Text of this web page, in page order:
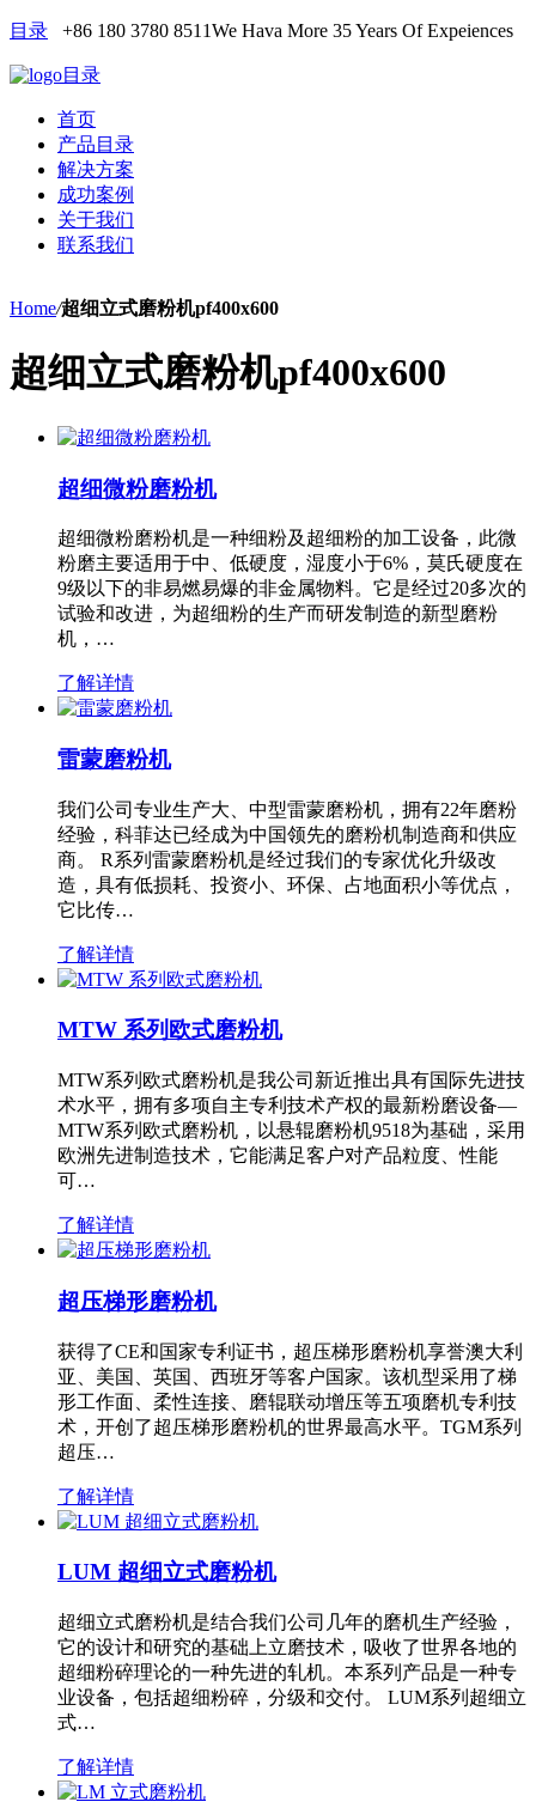
目录 +86 180 3780 8511We Hava More 35 Years Of Expeiences
目录
首页
产品目录
解决方案
成功案例
关于我们
联系我们
Home/超细立式磨粉机pf400x600
超细立式磨粉机pf400x600
超细微粉磨粉机
超细微粉磨粉机是一种细粉及超细粉的加工设备，此微
粉磨主要适用于中、低硬度，湿度小于6%，莫氏硬度在
9级以下的非易燃易爆的非金属物料。它是经过20多次的
试验和改进，为超细粉的生产而研发制造的新型磨粉
机，…
了解详情
雷蒙磨粉机
我们公司专业生产大、中型雷蒙磨粉机，拥有22年磨粉
经验，科菲达已经成为中国领先的磨粉机制造商和供应
商。 R系列雷蒙磨粉机是经过我们的专家优化升级改
造，具有低损耗、投资小、环保、占地面积小等优点，
它比传…
了解详情
MTW 系列欧式磨粉机
MTW系列欧式磨粉机是我公司新近推出具有国际先进技
术水平，拥有多项自主专利技术产权的最新粉磨设备—
MTW系列欧式磨粉机，以悬辊磨粉机9518为基础，采用
欧洲先进制造技术，它能满足客户对产品粒度、性能
可…
了解详情
超压梯形磨粉机
获得了CE和国家专利证书，超压梯形磨粉机享誉澳大利
亚、美国、英国、西班牙等客户国家。该机型采用了梯
形工作面、柔性连接、磨辊联动增压等五项磨机专利技
术，开创了超压梯形磨粉机的世界最高水平。TGM系列
超压…
了解详情
LUM 超细立式磨粉机
超细立式磨粉机是结合我们公司几年的磨机生产经验，
它的设计和研究的基础上立磨技术，吸收了世界各地的
超细粉碎理论的一种先进的轧机。本系列产品是一种专
业设备，包括超细粉碎，分级和交付。 LUM系列超细立
式…
了解详情